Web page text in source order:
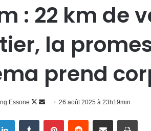
: 22 km de
la
prend
Essone
Follow
Envoyer
courriel
26 août 2025 à 23h19min
LinkedinTumblr PinterestReddit Partager par email